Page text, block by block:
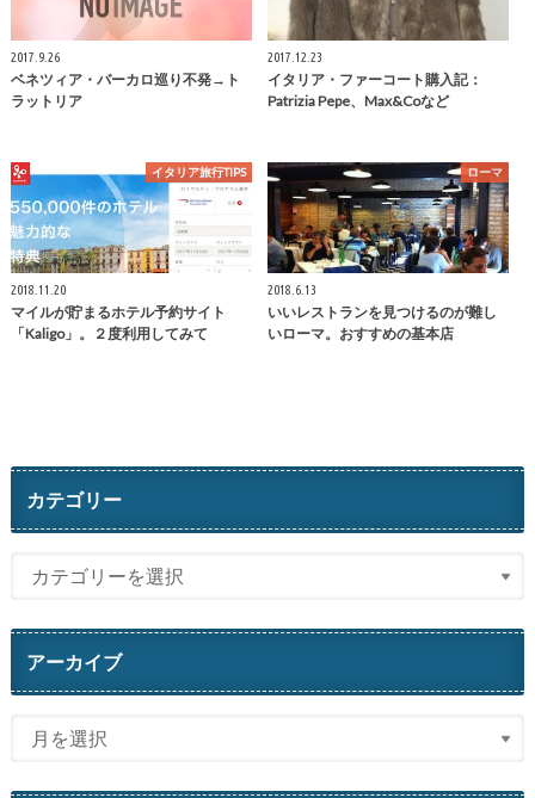
2017.9.26
ベネツィア・バーカロ巡り不発→ト
ラットリア
2017.12.23
イタリア・ファーコート購入記：
Patrizia Pepe、Max&Coなど
イタリア旅行TIPS
2018.11.20
マイルが貯まるホテル予約サイト
「Kaligo」。２度利用してみて
ローマ
2018.6.13
いいレストランを見つけるのが難し
いローマ。おすすめの基本店
カテゴリー
アーカイブ